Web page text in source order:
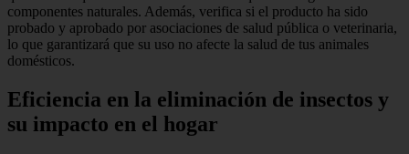
componentes naturales. Además, verifica si el producto ha sido
probado y aprobado por asociaciones de salud pública o veterinaria,
lo que garantizará que su uso no afecte la salud de tus animales
domésticos.
Eficiencia en la eliminación de insectos y
su impacto en el hogar